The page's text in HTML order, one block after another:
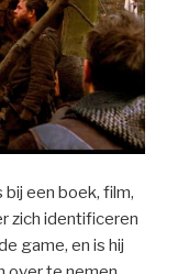
een boek, film,
zich identificeren
game, en is hij